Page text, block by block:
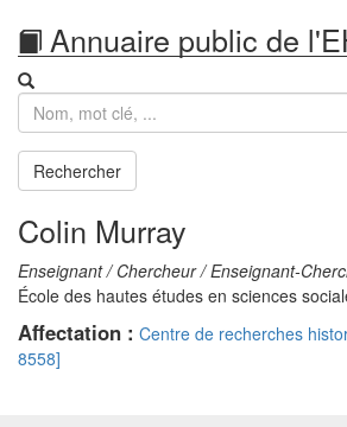
Annuaire public de
Recherche
Rechercher
Colin Murray
Enseignant / Chercheur / Enseignant-
École des hautes études en sciences
Affectation : Centre de recherches
8558]